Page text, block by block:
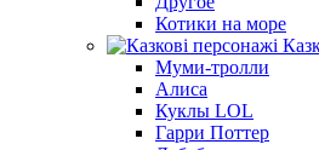
Котики на море
Муми-тролли
Алиса
Куклы LOL
Гарри Поттер